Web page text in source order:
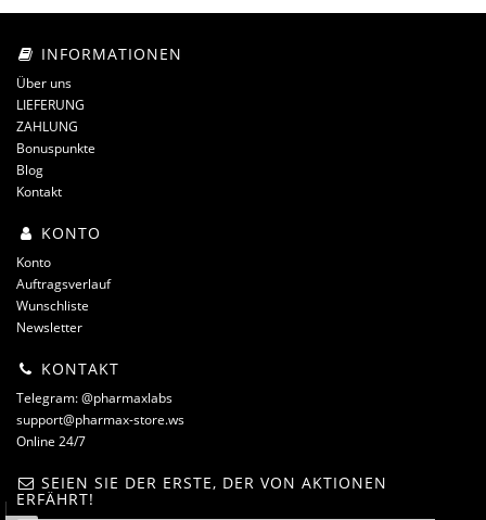
INFORMATIONEN
Über uns
LIEFERUNG
ZAHLUNG
Bonuspunkte
Blog
Kontakt
KONTO
Konto
Auftragsverlauf
Wunschliste
Newsletter
KONTAKT
Telegram: @pharmaxlabs
support@pharmax-store.ws
Online 24/7
SEIEN SIE DER ERSTE, DER VON AKTIONEN
ERFÄHRT!